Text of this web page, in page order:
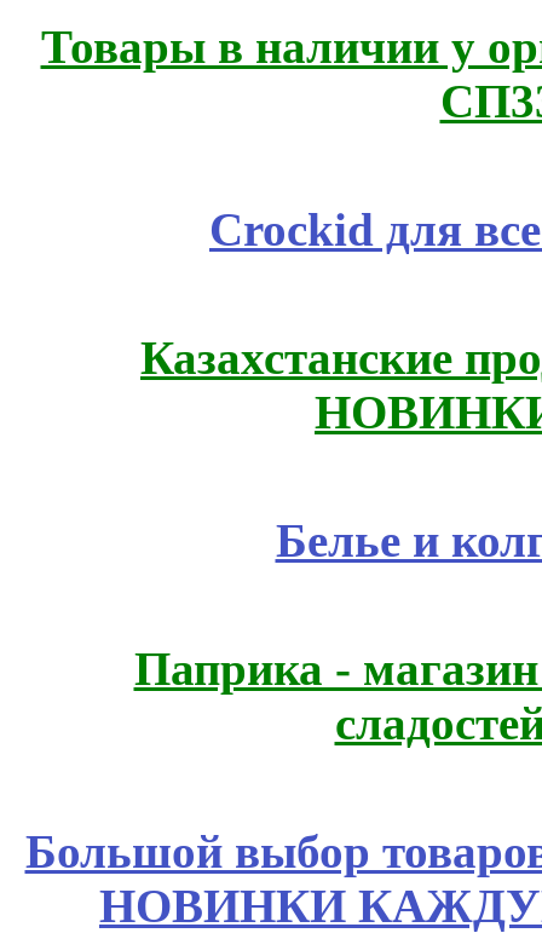
Товары в наличии у
Crockid для
Казахстанские
Белье и
Паприка -
Большой выбор
НОВИНКИ